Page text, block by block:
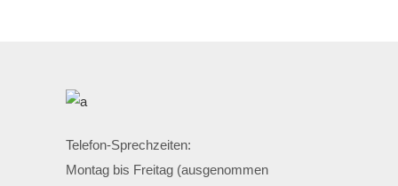
Telefon-Sprechzeiten:
Montag bis Freitag (ausgenommen